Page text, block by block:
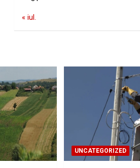
« iul.
UNCATEGORIZED